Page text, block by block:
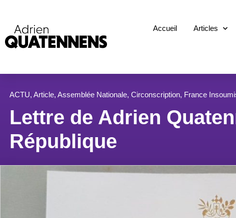
Accueil Articles
ACTU, Article, Assemblée Nationale, Circonscription, France
Lettre de Adrien
République